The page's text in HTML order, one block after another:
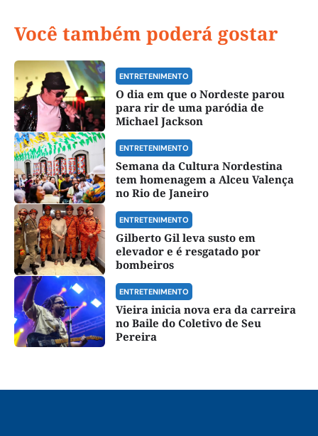
Você também poderá gostar
ENTRETENIMENTO
O dia em que o Nordeste parou
para rir de uma paródia de
Michael Jackson
ENTRETENIMENTO
Semana da Cultura Nordestina
tem homenagem a Alceu Valença
no Rio de Janeiro
ENTRETENIMENTO
Gilberto Gil leva susto em
elevador e é resgatado por
bombeiros
ENTRETENIMENTO
Vieira inicia nova era da carreira
no Baile do Coletivo de Seu
Pereira